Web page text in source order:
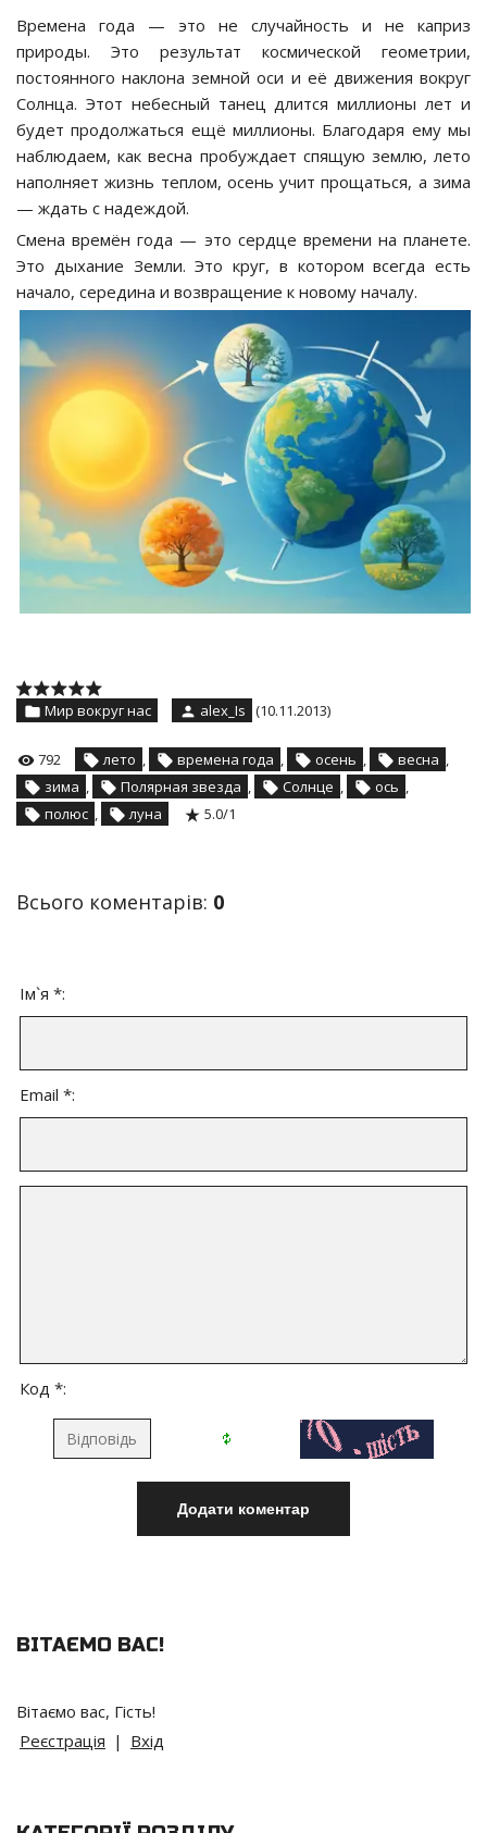
Времена года — это не случайность и не каприз
природы. Это результат космической геометрии,
постоянного наклона земной оси и её движения вокруг
Солнца. Этот небесный танец длится миллионы лет и
будет продолжаться ещё миллионы. Благодаря ему мы
наблюдаем, как весна пробуждает спящую землю, лето
наполняет жизнь теплом, осень учит прощаться, а зима
— ждать с надеждой.
Смена времён года — это сердце времени на планете.
Это дыхание Земли. Это круг, в котором всегда есть
начало, середина и возвращение к новому началу.
Мир вокруг нас alex_Is (10.11.2013)
792 лето , времена года , осень , весна ,
зима , Полярная звезда , Солнце , ось ,
полюс , луна 5.0/1
Всього коментарів: 0
Ім`я *:
Email *:
Код *:
ВІТАЄМО ВАС!
Вітаємо вас, Гість!
Реєстрація | Вхід